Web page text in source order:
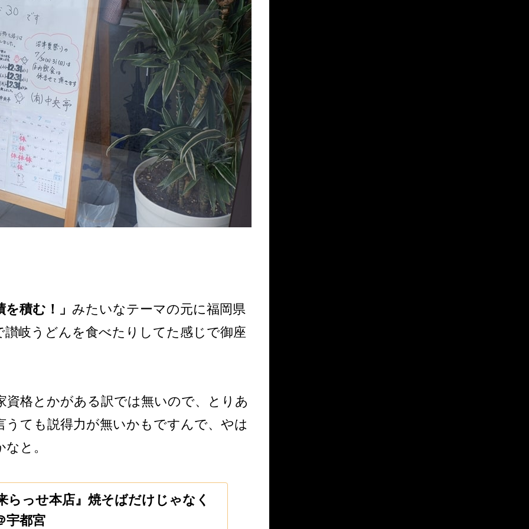
積む！」 みたいなテーマの元に福岡県
岐うどんを食べたりしてた感じで御座
格とかがある訳では無いので、とりあ
ても説得力が無いかもですんで、やは
と。
らっせ本店』焼そばだけじゃなく
宇都宮